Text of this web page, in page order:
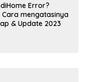
Error?
Cara mengatasinya
& Update 2023